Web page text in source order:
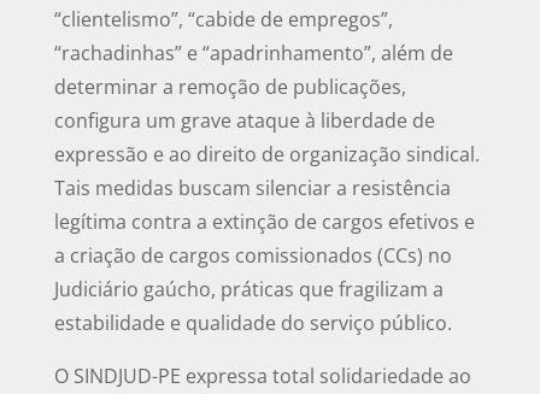
“clientelismo”, “cabide de empregos”,
“rachadinhas” e “apadrinhamento”, além de
determinar a remoção de publicações,
configura um grave ataque à liberdade de
expressão e ao direito de organização sindical.
Tais medidas buscam silenciar a resistência
legítima contra a extinção de cargos efetivos e
a criação de cargos comissionados (CCs) no
Judiciário gaúcho, práticas que fragilizam a
estabilidade e qualidade do serviço público.
O SINDJUD-PE expressa total solidariedade ao